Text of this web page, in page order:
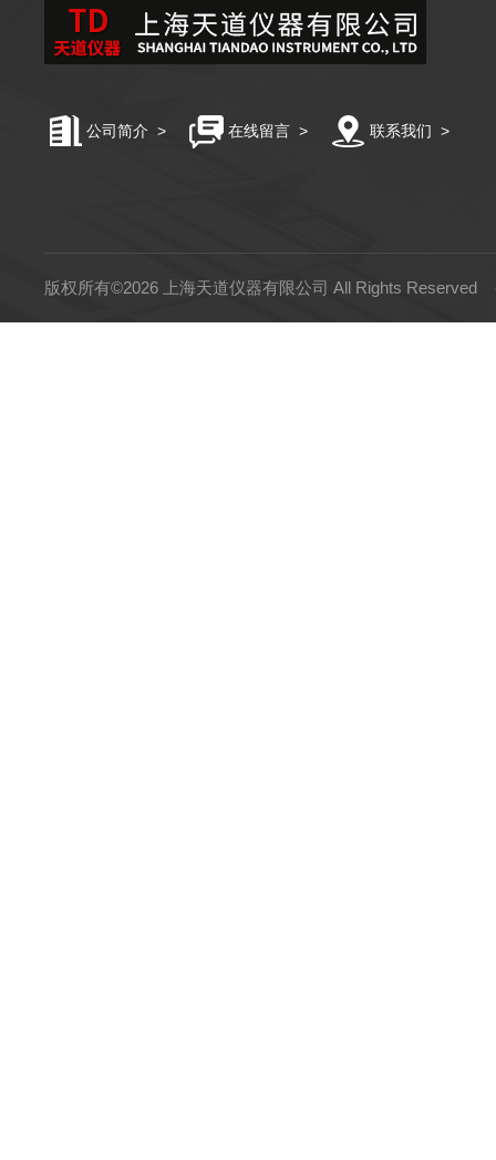
公司简介 > 在线留言 > 联系我们 >
版权所有©2026 上海天道仪器有限公司 All Rights Reserved